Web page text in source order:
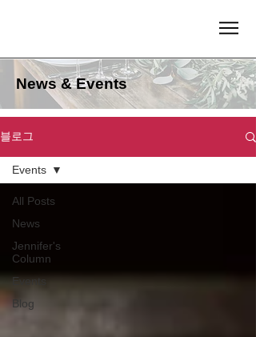
News & Events
블로그
All Posts
News
Jennifer's
Column
Events
Blog
Events